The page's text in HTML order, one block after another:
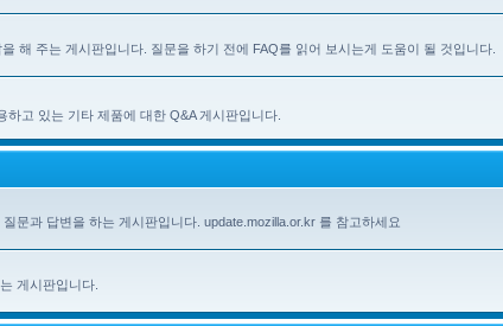
해 주는 게시판입니다. 질문을 하기 전에 FAQ를 읽어 보시는게 도움이 될 것입니다.
고 있는 기타 제품에 대한 Q&A 게시판입니다.
문과 답변을 하는 게시판입니다. update.mozilla.or.kr 를 참고하세요
게시판입니다.